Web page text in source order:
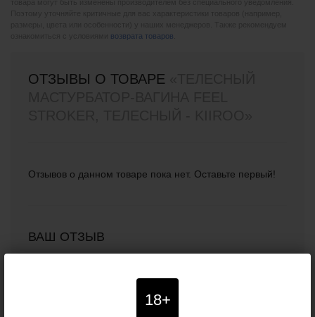
18+
возврата товаров
ОТЗЫВЫ О ТОВАРЕ
Отзывов о данном товаре пока нет. Оставьте первый!
ВАШ ОТЗЫВ